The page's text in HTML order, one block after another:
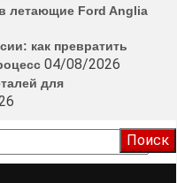
летающие Ford Anglia
как превратить
04/08/2026
для